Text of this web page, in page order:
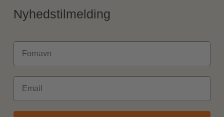
Nyhedstilmelding
Fornavn
Email